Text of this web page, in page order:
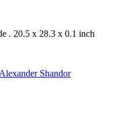
. 20.5 x 28.3 x 0.1 inch